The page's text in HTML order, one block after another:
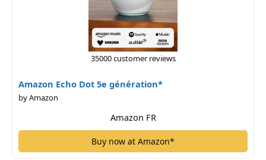
35000 customer reviews
Amazon Echo Dot 5e génération*
by Amazon
Amazon FR
Buy now at Amazon*